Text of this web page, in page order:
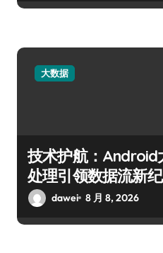
大数据
技术护航：Android
处理引领数据流新
dawei 8 月 8, 2026